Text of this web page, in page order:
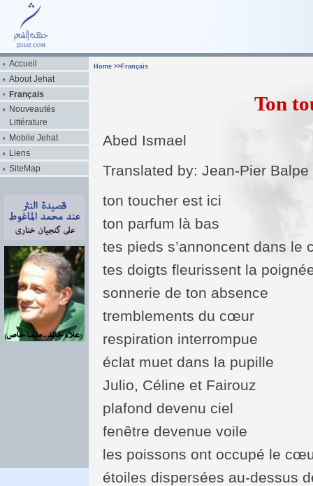
Accueil
About Jehat
Français
Nouveautés
Littérature
Mobile Jehat
Liens
SiteMap
Home >> Français
Ton
Abed Ismael
Translated by: Jean-Pier Balpe
ton toucher est ici
ton parfum là bas
tes pieds s’annoncent dans le
tes doigts fleurissent la
sonnerie de ton absence
tremblements du cœur
respiration interrompue
éclat muet dans la pupille
Julio, Céline et Fairouz
plafond devenu ciel
fenêtre devenue voile
les poissons ont occupé le
étoiles dispersées au-dessus